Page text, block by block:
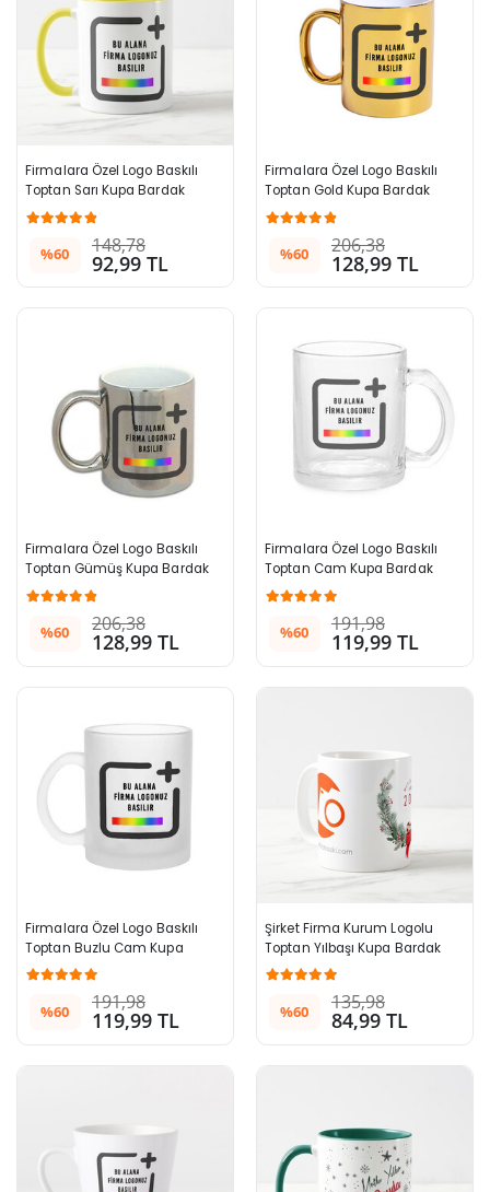
Firmalara Özel Logo Baskılı
Toptan Sarı Kupa Bardak
%60 148,78
92,99 TL
Firmalara Özel Logo Baskılı
Toptan Gold Kupa Bardak
%60 206,38
128,99 TL
Firmalara Özel Logo Baskılı
Toptan Gümüş Kupa Bardak
%60 206,38
128,99 TL
Firmalara Özel Logo Baskılı
Toptan Cam Kupa Bardak
%60 191,98
119,99 TL
Firmalara Özel Logo Baskılı
Toptan Buzlu Cam Kupa
Bardak Buzlu 996+ Adet
%60 191,98
119,99 TL
Şirket Firma Kurum Logolu
Toptan Yılbaşı Kupa Bardak
%60 135,98
84,99 TL